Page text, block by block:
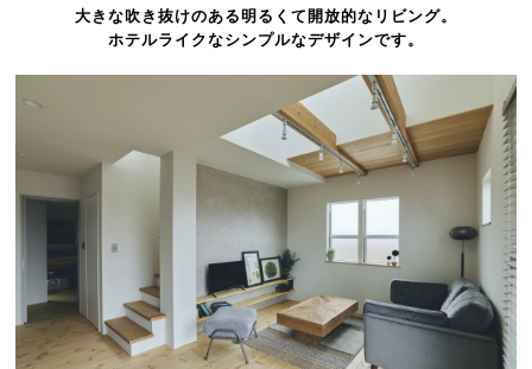
大きな吹き抜けのある明るくて開放的なリビング。
ホテルライクなシンプルなデザインです。